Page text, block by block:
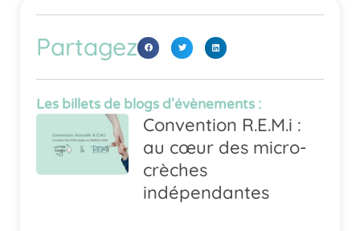
Partagez
Les billets de blogs d'évènements :
Convention R.E.M.i :
au cœur des micro-
crèches
indépendantes